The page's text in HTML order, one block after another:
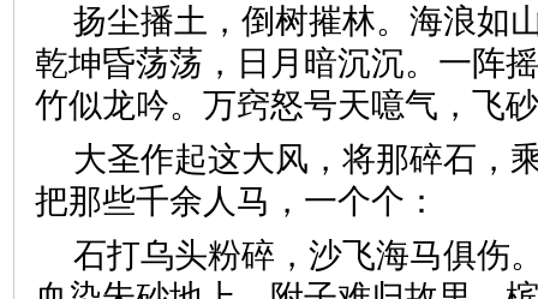
扬尘播土，倒树摧林。海浪如
乾坤昏荡荡，日月暗沉沉。一阵
竹似龙吟。万窍怒号天噫气，
大圣作起这大风，将那碎石，
把那些千余人马，一个个：
石打乌头粉碎，沙飞海马俱伤